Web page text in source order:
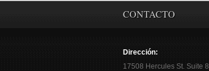
CONTACTO
Dirección:
17508 Hercules St. Suite 8